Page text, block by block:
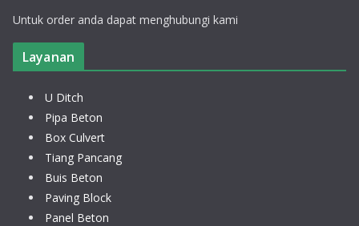
Untuk order anda dapat menghubungi kami
Layanan
U Ditch
Pipa Beton
Box Culvert
Tiang Pancang
Buis Beton
Paving Block
Panel Beton